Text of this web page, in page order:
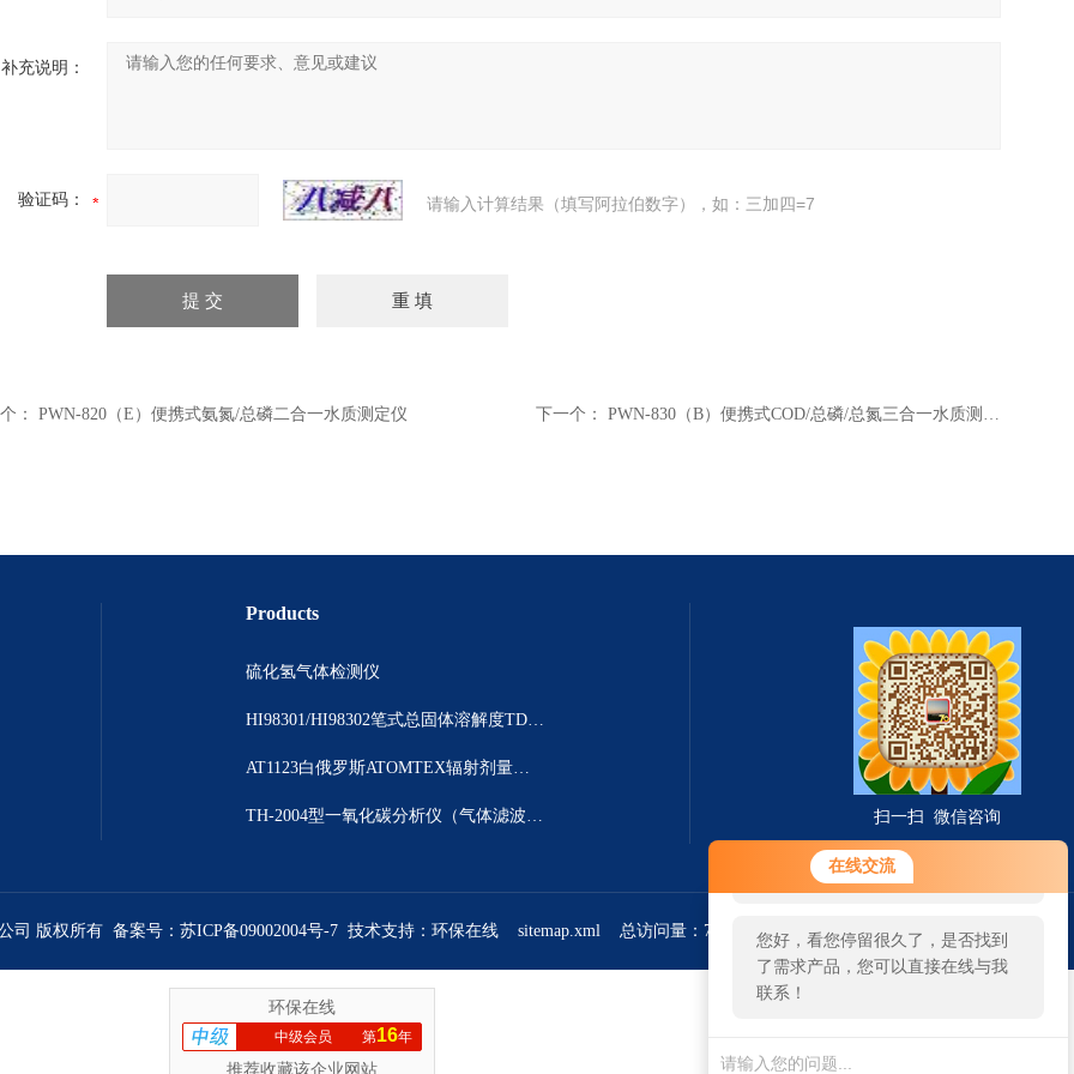
在线交流
您好！欢迎前来咨询，很高兴为您
服务，请问您要咨询什么问题呢？
您好，看您停留很久了，是否找到
了需求产品，您可以直接在线与我
联系！
补充说明：
验证码： 请输入计算结果（填写阿拉伯数字），如：三加四=7
： PWN-820（E）便携式氨氮/总磷二合一水质测定仪 下一个： PWN-830（B）便携式COD/总磷/总氮三合一水质测定仪
Products
硫化氢气体检测仪
HI98301/HI98302笔式总固体溶解度TDS测定仪
AT1123白俄罗斯ATOMTEX辐射剂量测量仪
TH-2004型一氧化碳分析仪（气体滤波相关红外吸收法） 扫一扫 微信咨询
司 版权所有 备案号： 苏ICP备09002004号-7 技术支持： 环保在线 sitemap.xml 总访问量：765713 管理登陆
环保在线
中级会员 第16年
推荐收藏该企业网站